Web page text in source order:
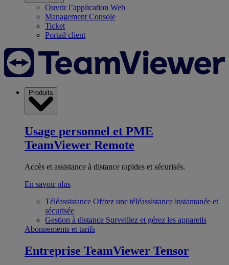
Ouvrir l’application Web
Management Console
Ticket
Portail client
Produits
Usage personnel et PME
TeamViewer Remote
Accès et assistance à distance rapides et sécurisés.
En savoir plus
Téléassistance Offrez une téléassistance instantanée et
sécurisée
Gestion à distance Surveillez et gérez les appareils
Abonnements et tarifs
Entreprise TeamViewer Tensor